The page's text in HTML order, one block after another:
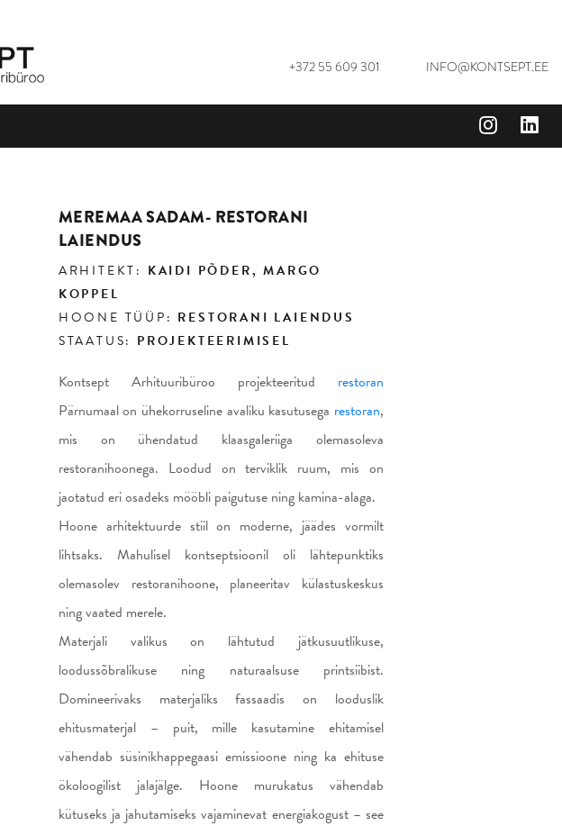
+372 55 609 301 INFO@KONTSEPT.EE
MEREMAA SADAM- RESTORANI
LAIENDUS
ARHITEKT: KAIDI PÕDER, MARGO
KOPPEL
HOONE TÜÜP: RESTORANI LAIENDUS
STAATUS: PROJEKTEERIMISEL
Kontsept Arhituuribüroo projekteeritud restoran
Pärnumaal on ühekorruseline avaliku kasutusega restoran,
mis on ühendatud klaasgaleriiga olemasoleva
restoranihoonega. Loodud on terviklik ruum, mis on
jaotatud eri osadeks mööbli paigutuse ning kamina-alaga.
Hoone arhitektuurde stiil on moderne, jäädes vormilt
lihtsaks. Mahulisel kontseptsioonil oli lähtepunktiks
olemasolev restoranihoone, planeeritav külastuskeskus
ning vaated merele.
Materjali valikus on lähtutud jätkusuutlikuse,
loodussõbralikuse ning naturaalsuse printsiibist.
Domineerivaks materjaliks fassaadis on looduslik
ehitusmaterjal – puit, mille kasutamine ehitamisel
vähendab süsinikhappegaasi emissioone ning ka ehituse
ökoloogilist jalajälge. Hoone murukatus vähendab
kütuseks ja jahutamiseks vajaminevat energiakogust – see